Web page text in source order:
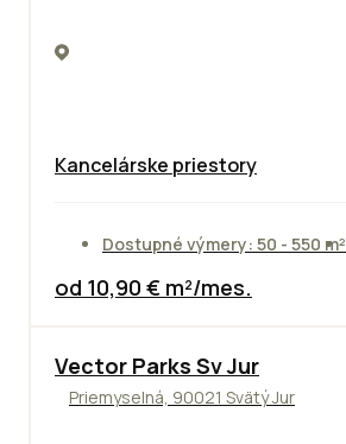
Kancelárske priestory
Dostupné výmery: 50 - 550 m²
od 10,90 € m²/mes.
Vector Parks Sv Jur
Priemyselná, 90021 Svätý Jur